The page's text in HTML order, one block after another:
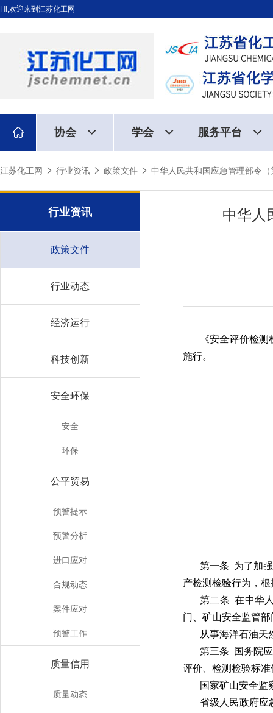
Hi,欢迎来到江苏化工网
协会 学会 服务平台
江苏化工网 行业资讯 政策文件 中华人民共和国应急管理部令
行业资讯
政策文件
行业动态
经济运行
科技创新
安全环保
安全
环保
公平贸易
预警提示
预警分析
进口应对
合规动态
案件应对
预警工作
质量信用
质量动态
中华人
《安全评价检
施行。
第一条 为了加
产检测检验行为，
第二条 在中华
门、矿山安全监管
从事海洋石油天
第三条 国务院
评价、检测检验标准
国家矿山安全监
省级人民政府应